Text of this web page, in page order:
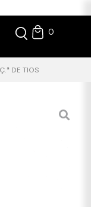
0
DE TIOS